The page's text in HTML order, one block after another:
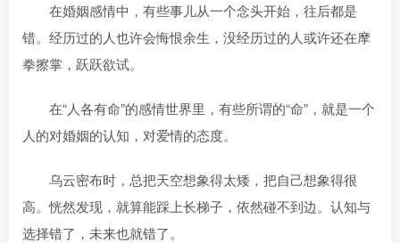
在婚姻感情中，有些事儿从一个念头开始，往后都是
错。经历过的人也许会悔恨余生，没经历过的人或许还在摩
拳擦掌，跃跃欲试。
在“人各有命”的感情世界里，有些所谓的“命”，就是一个
人的对婚姻的认知，对爱情的态度。
乌云密布时，总把天空想象得太矮，把自己想象得很
高。恍然发现，就算能踩上长梯子，依然碰不到边。认知与
选择错了，未来也就错了。